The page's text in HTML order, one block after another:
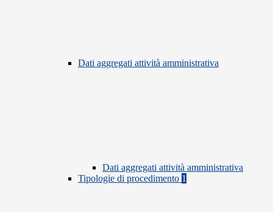
Dati aggregati attività amministrativa
Dati aggregati attività amministrativa
Tipologie di procedimento 1